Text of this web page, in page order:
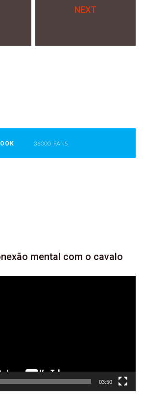
NEXT
36000 FANS
mental com o cavalo
03:50